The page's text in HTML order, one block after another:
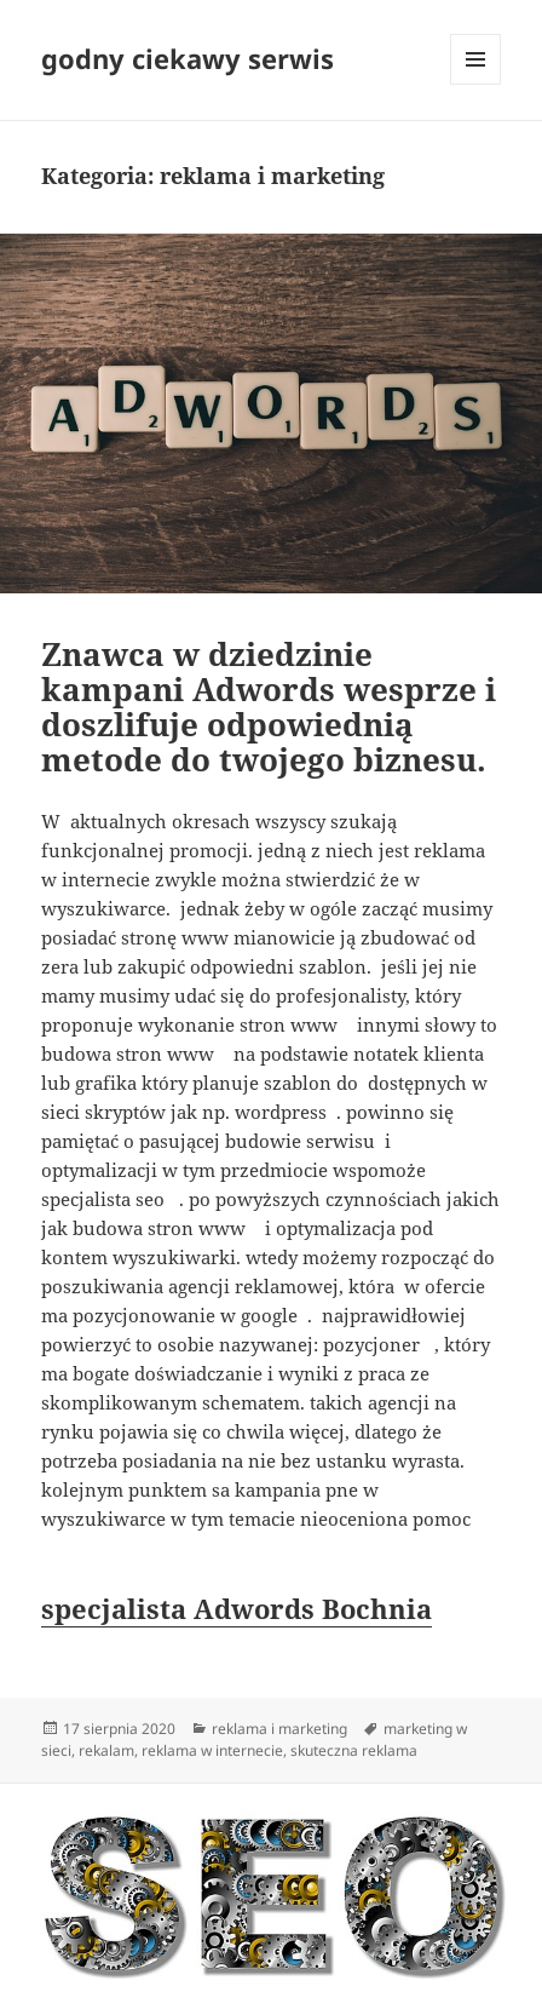
godny ciekawy serwis
Kategoria:reklama i marketing
Znawca w dziedzinie
kampani Adwords wesprze i
doszlifuje odpowiednią
metode do twojego biznesu.
W aktualnych okresach wszyscy szukają
funkcjonalnej promocji. jedną z niech jest reklama
w internecie zwykle można stwierdzić że w
wyszukiwarce. jednak żeby w ogóle zacząć musimy
posiadać stronę www mianowicie ją zbudować od
zera lub zakupić odpowiedni szablon. jeśli jej nie
mamy musimy udać się do profesjonalisty, który
proponuje wykonanie stron www innymi słowy to
budowa stron www na podstawie notatek klienta
lub grafika który planuje szablon do dostępnych w
sieci skryptów jak np. wordpress . powinno się
pamiętać o pasującej budowie serwisu i
optymalizacji w tym przedmiocie wspomoże
specjalista seo . po powyższych czynnościach jakich
jak budowa stron www i optymalizacja pod
kontem wyszukiwarki. wtedy możemy rozpocząć do
poszukiwania agencji reklamowej, która w ofercie
ma pozycjonowanie w google . najprawidłowiej
powierzyć to osobie nazywanej: pozycjoner , który
ma bogate doświadczanie i wyniki z praca ze
skomplikowanym schematem. takich agencji na
rynku pojawia się co chwila więcej, dlatego że
potrzeba posiadania na nie bez ustanku wyrasta.
kolejnym punktem sa kampania pne w
wyszukiwarce w tym temacie nieoceniona pomoc
specjalista Adwords Bochnia
Data
publikacji
17 sierpnia 2020 Kategorie
reklama i marketing Tagi
marketing w
sieci, rekalam, reklama w internecie,skuteczna reklama